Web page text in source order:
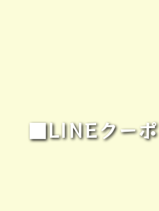
■LINEクー